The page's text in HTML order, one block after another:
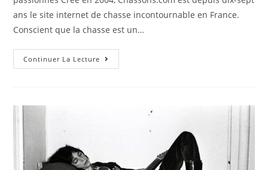
ans le site internet de chasse incontournable en France.
Conscient que la chasse est un…
Continuer La Lecture